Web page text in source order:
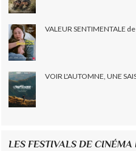
VALEUR SENTIMENTALE
VOIR L'AUTOMNE, UNE
LES FESTIVALS DE